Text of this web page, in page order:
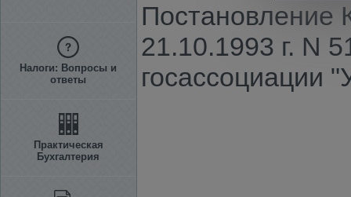
Налоги: Вопросы и
ответы
Практическая
Бухгалтерия
Постановление
21.10.1993 г. N
госассоциации